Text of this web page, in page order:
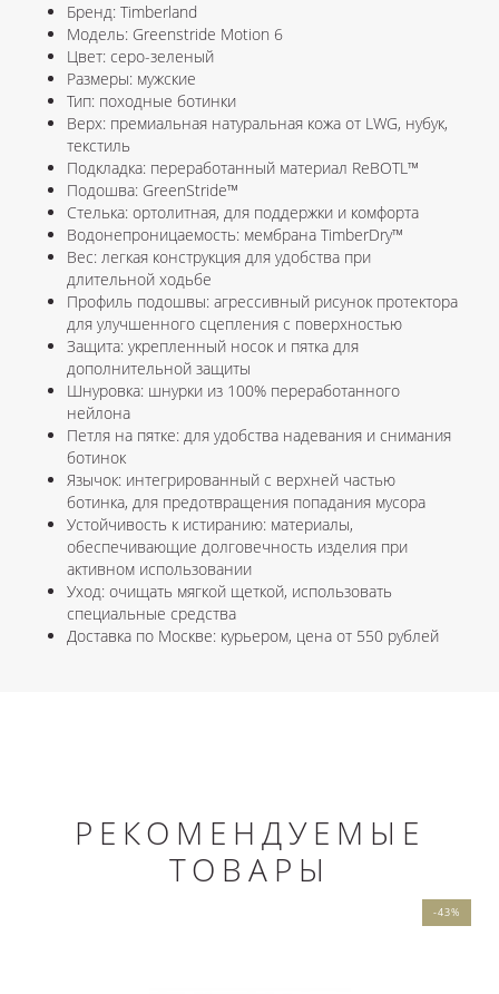
Бренд: Timberland
Модель: Greenstride Motion 6
Цвет: серо-зеленый
Размеры: мужские
Тип: походные ботинки
Верх: премиальная натуральная кожа от LWG, нубук,
текстиль
Подкладка: переработанный материал ReBOTL™
Подошва: GreenStride™
Стелька: ортолитная, для поддержки и комфорта
Водонепроницаемость: мембрана TimberDry™
Вес: легкая конструкция для удобства при
длительной ходьбе
Профиль подошвы: агрессивный рисунок протектора
для улучшенного сцепления с поверхностью
Защита: укрепленный носок и пятка для
дополнительной защиты
Шнуровка: шнурки из 100% переработанного
нейлона
Петля на пятке: для удобства надевания и снимания
ботинок
Язычок: интегрированный с верхней частью
ботинка, для предотвращения попадания мусора
Устойчивость к истиранию: материалы,
обеспечивающие долговечность изделия при
активном использовании
Уход: очищать мягкой щеткой, использовать
специальные средства
Доставка по Москве: курьером, цена от 550 рублей
РЕКОМЕНДУЕМЫЕ
ТОВАРЫ
-43%